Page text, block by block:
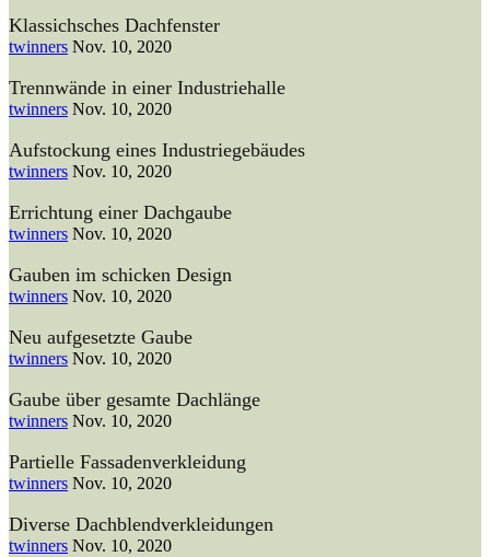
Klassichsches Dachfenster
twinners Nov. 10, 2020
Trennwände in einer Industriehalle
twinners Nov. 10, 2020
Aufstockung eines Industriegebäudes
twinners Nov. 10, 2020
Errichtung einer Dachgaube
twinners Nov. 10, 2020
Gauben im schicken Design
twinners Nov. 10, 2020
Neu aufgesetzte Gaube
twinners Nov. 10, 2020
Gaube über gesamte Dachlänge
twinners Nov. 10, 2020
Partielle Fassadenverkleidung
twinners Nov. 10, 2020
Diverse Dachblendverkleidungen
twinners Nov. 10, 2020